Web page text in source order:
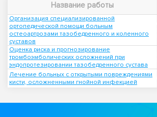
Название работы
Организация специализированной
ортопедической помощи больным
остеоартрозами тазобедренного и коленного
суставов
Оценка риска и прогнозирование
тромбоэмболических осложнений при
эндопротезировании тазобедренного сустава
Лечение больных с открытыми повреждениями
кисти, осложненными гнойной инфекцией